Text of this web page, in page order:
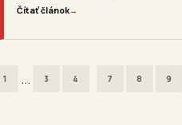
Čítať článok→
1 ... 3 4 7 8 9